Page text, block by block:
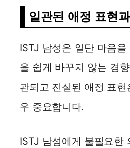
일관된 애정 표현
ISTJ 남성은 일단 마음
을 쉽게 바꾸지 않는 경
관되고 진실된 애정 표현
우 중요합니다.
ISTJ 남성에게 불필요한